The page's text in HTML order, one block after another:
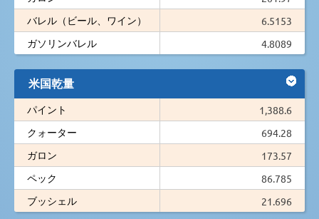
バレル（ビール、ワイン）
6.5153
ガソリンバレル
4.8089
米国乾量
パイント
1,388.6
クォーター
694.28
ガロン
173.57
ペック
86.785
ブッシェル
21.696